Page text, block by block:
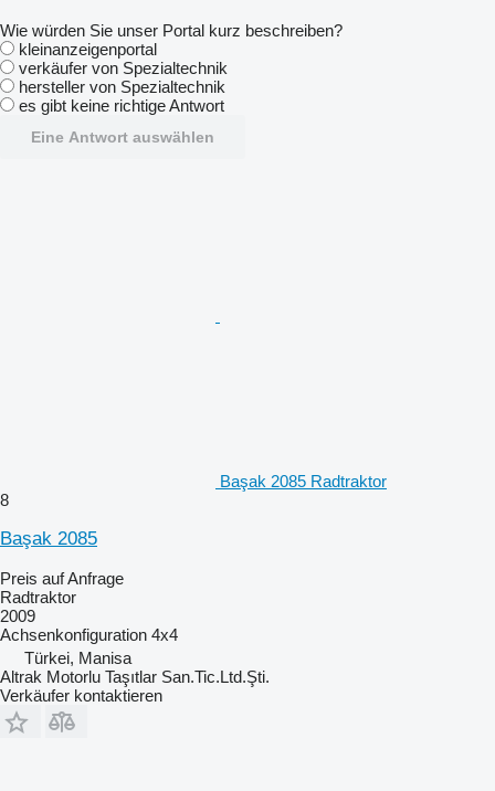
Wie würden Sie unser Portal kurz beschreiben?
kleinanzeigenportal
verkäufer von Spezialtechnik
hersteller von Spezialtechnik
es gibt keine richtige Antwort
Eine Antwort auswählen
Başak 2085 Radtraktor
8
Başak 2085
Preis auf Anfrage
Radtraktor
2009
Achsenkonfiguration 4x4
Türkei, Manisa
Altrak Motorlu Taşıtlar San.Tic.Ltd.Şti.
Verkäufer kontaktieren